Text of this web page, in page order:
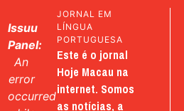
Issuu
Panel:
An
error
occurred
JORNAL EM
LÍNGUA
PORTUGUESA
Este é o jornal
Hoje Macau na
internet. Somos
as notícias, a